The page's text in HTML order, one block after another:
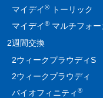
マイデイ®
トーリック
マイデイ® マルチフォ
2週間交換
2ウィークプラウディS
2ウィークプラウディ
バイオフィニティ ®